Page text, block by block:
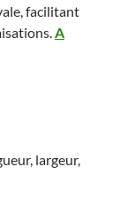
facilitant
A
largeur,